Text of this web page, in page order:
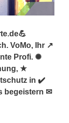
VoMo, Ihr ↗️
Profi. ✺
★
in ✔️
begeistern ✉